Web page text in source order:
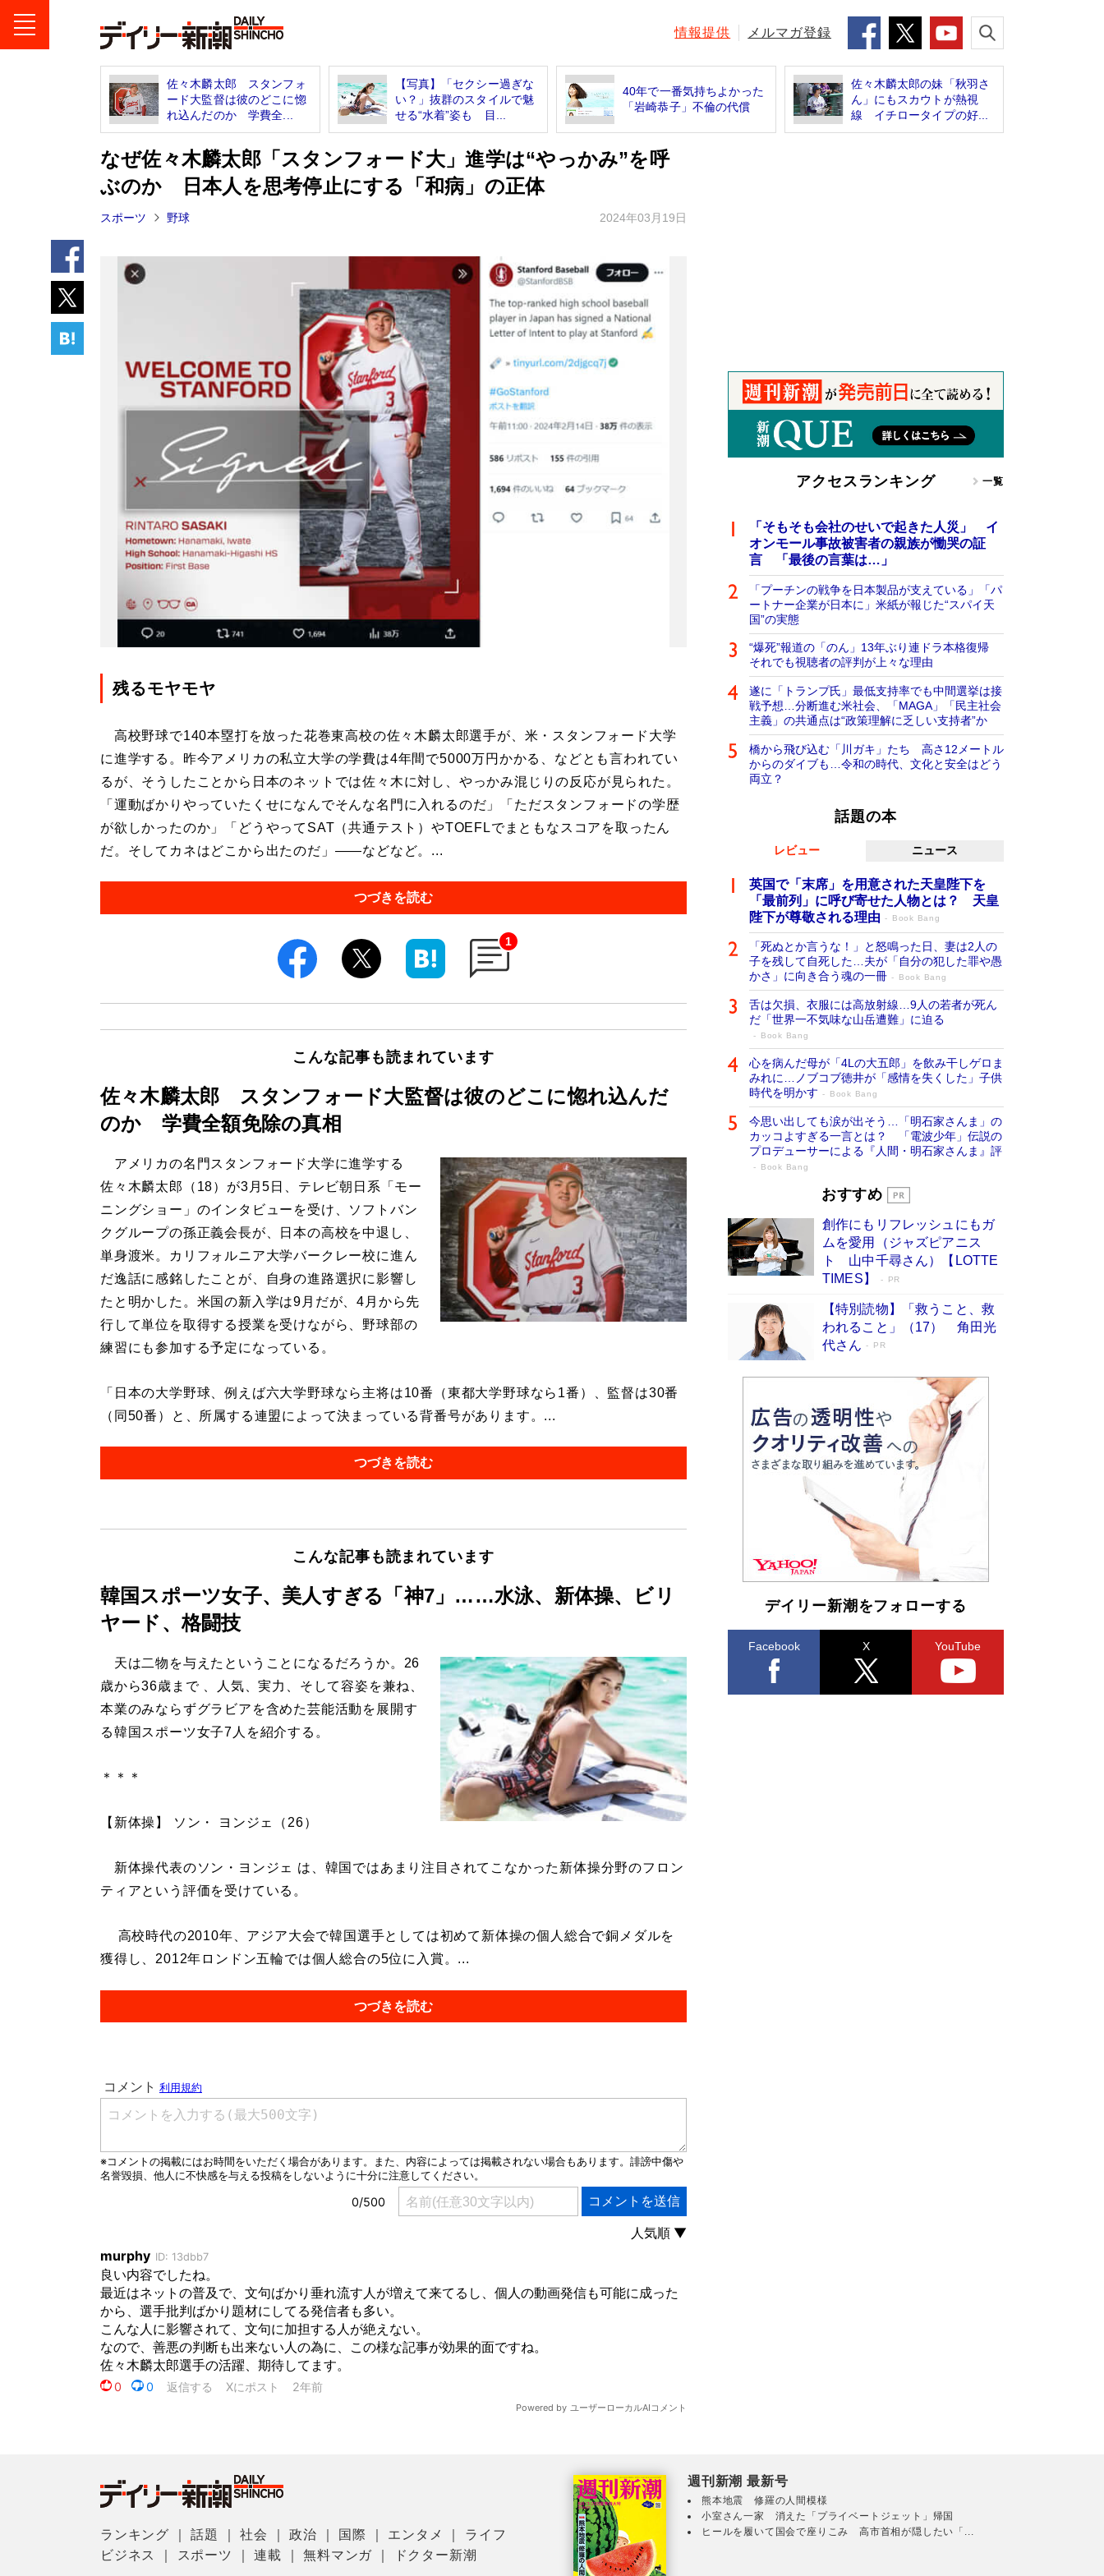
情報提供 メルマガ登録
佐々木麟太郎 スタンフォ
ード大監督は彼のどこに惚
れ込んだのか 学費全...
【写真】「セクシー過ぎな
い？」抜群のスタイルで魅
せる“水着”姿も 目...
40年で一番気持ちよかった
「岩崎恭子」不倫の代償
佐々木麟太郎の妹「秋羽さ
ん」にもスカウトが熱視
線 イチロータイプの好...
なぜ佐々木麟太郎「スタンフォード大」進学は“やっかみ”を呼
ぶのか 日本人を思考停止にする「和病」の正体
スポーツ 野球 2024年03月19日
残るモヤモヤ
高校野球で140本塁打を放った花巻東高校の佐々木麟太郎選手が、米・スタンフォード大学
に進学する。昨今アメリカの私立大学の学費は4年間で5000万円かかる、などとも言われてい
るが、そうしたことから日本のネットでは佐々木に対し、やっかみ混じりの反応が見られた。
「運動ばかりやっていたくせになんでそんな名門に入れるのだ」「ただスタンフォードの学歴
が欲しかったのか」「どうやってSAT（共通テスト）やTOEFLでまともなスコアを取ったん
だ。そしてカネはどこから出たのだ」――などなど。...
つづきを読む
1
こんな記事も読まれています
佐々木麟太郎 スタンフォード大監督は彼のどこに惚れ込んだ
のか 学費全額免除の真相
アメリカの名門スタンフォード大学に進学する
佐々木麟太郎（18）が3月5日、テレビ朝日系「モー
ニングショー」のインタビューを受け、ソフトバン
クグループの孫正義会長が、日本の高校を中退し、
単身渡米。カリフォルニア大学バークレー校に進ん
だ逸話に感銘したことが、自身の進路選択に影響し
たと明かした。米国の新入学は9月だが、4月から先
行して単位を取得する授業を受けながら、野球部の
練習にも参加する予定になっている。
「日本の大学野球、例えば六大学野球なら主将は10番（東都大学野球なら1番）、監督は30番
（同50番）と、所属する連盟によって決まっている背番号があります。...
つづきを読む
こんな記事も読まれています
韓国スポーツ女子、美人すぎる「神7」……水泳、新体操、ビリ
ヤード、格闘技
天は二物を与えたということになるだろうか。26
歳から36歳まで 、人気、実力、そして容姿を兼ね、
本業のみならずグラビアを含めた芸能活動を展開す
る韓国スポーツ女子7人を紹介する。
＊＊＊
【新体操】 ソン・ ヨンジェ（26）
新体操代表のソン・ヨンジェ は、韓国ではあまり注目されてこなかった新体操分野のフロン
ティアという評価を受けている。
高校時代の2010年、アジア大会で韓国選手としては初めて新体操の個人総合で銅メダルを
獲得し、2012年ロンドン五輪では個人総合の5位に入賞。...
つづきを読む
アクセスランキング 一覧
「そもそも会社のせいで起きた人災」 イ
オンモール事故被害者の親族が慟哭の証
言 「最後の言葉は…」
「プーチンの戦争を日本製品が支えている」「パ
ートナー企業が日本に」米紙が報じた“スパイ天
国”の実態
“爆死”報道の「のん」13年ぶり連ドラ本格復帰
それでも視聴者の評判が上々な理由
遂に「トランプ氏」最低支持率でも中間選挙は接
戦予想…分断進む米社会、「MAGA」「民主社会
主義」の共通点は“政策理解に乏しい支持者”か
橋から飛び込む「川ガキ」たち 高さ12メートル
からのダイブも…令和の時代、文化と安全はどう
両立？
話題の本
レビュー ニュース
英国で「末席」を用意された天皇陛下を
「最前列」に呼び寄せた人物とは？ 天皇
陛下が尊敬される理由
Book Bang
「死ぬとか言うな！」と怒鳴った日、妻は2人の
子を残して自死した…夫が「自分の犯した罪や愚
かさ」に向き合う魂の一冊
Book Bang
舌は欠損、衣服には高放射線…9人の若者が死ん
だ「世界一不気味な山岳遭難」に迫る
Book Bang
心を病んだ母が「4Lの大五郎」を飲み干しゲロま
みれに…ノブコブ徳井が「感情を失くした」子供
時代を明かす
Book Bang
今思い出しても涙が出そう…「明石家さんま」の
カッコよすぎる一言とは？ 「電波少年」伝説の
プロデューサーによる『人間・明石家さんま』評
Book Bang
「叱って伸びるやつは、褒めたらもっと伸
た“人を育てるコツ”…芸への考え方を明か
す
Book Bang
「『火垂るの墓』は、大嘘である」原作者が抱き
続けた“自責の念”とは…「自己憐憫は描きたくな
い」監督が徹底的にこだわったこと（後編） #
戦争の記憶
Book Bang
美輪明宏 晩年の回答を集めた『ほほえんで生き
るための人生相談』がランクイン［エンターテイ
メントベストセラー］
Book Bang
「宇宙兄弟」最終46巻がベストセラー1位 宇宙
開発への関心を押し上げた18年の物語に幕 特装
版には「宇宙で描かれたマンガ」も収録
Book Bang
「不意に涙が出そうに…」高嶋政伸が明かし
た“13歳の娘を暴行する役”への葛藤 インティマ
シーコーディネーターに支えられたNHK『大奥』
Book Bang
おすすめ
創作にもリフレッシュにもガ
ムを愛用（ジャズピアニス
ト 山中千尋さん）【LOTTE
TIMES】
PR
【特別読物】「救うこと、救
われること」（17） 角田光
代さん
PR
デイリー新潮をフォローする
Facebook X YouTube
ランキング ｜話題 ｜社会 ｜政治 国際 エンタメ
ライフ
ビジネス
スポーツ ｜連載 ｜無料マンガ ドクター新潮
週刊新潮 最新号
熊本地震 修羅の人間模様
小室さん一家 消えた「プライベートジェット」帰国
ヒールを履いて国会で座りこみ 高市首相が隠したい「...